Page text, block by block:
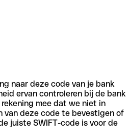
naar deze code van je bank
ervan controleren bij de bank
mee dat we niet in
van deze code te bevestigen of
juiste SWIFT-code is voor de